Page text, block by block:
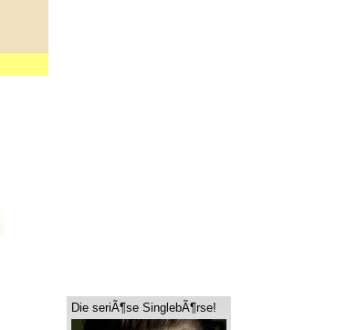
Die seriÃ¶se SinglebÃ¶rse!